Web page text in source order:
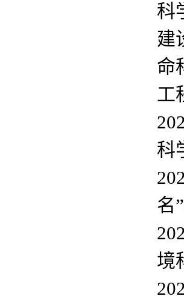
科
建
命
工
科
名
境